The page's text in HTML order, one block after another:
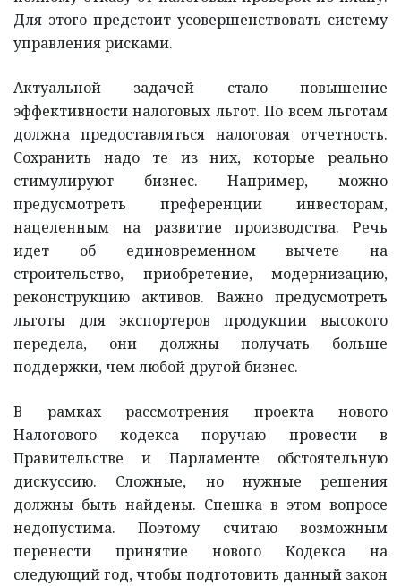
Для этого предстоит усовершенствовать систему
управления рисками.
Актуальной задачей стало повышение
эффективности налоговых льгот. По всем льготам
должна предоставляться налоговая отчетность.
Сохранить надо те из них, которые реально
стимулируют бизнес. Например, можно
предусмотреть преференции инвесторам,
нацеленным на развитие производства. Речь
идет об единовременном вычете на
строительство, приобретение, модернизацию,
реконструкцию активов. Важно предусмотреть
льготы для экспортеров продукции высокого
передела, они должны получать больше
поддержки, чем любой другой бизнес.
В рамках рассмотрения проекта нового
Налогового кодекса поручаю провести в
Правительстве и Парламенте обстоятельную
дискуссию. Сложные, но нужные решения
должны быть найдены. Спешка в этом вопросе
недопустима. Поэтому считаю возможным
перенести принятие нового Кодекса на
следующий год, чтобы подготовить данный закон